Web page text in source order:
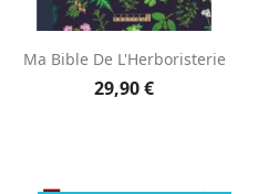
Ma Bible De L'Herboristerie
29,90 €